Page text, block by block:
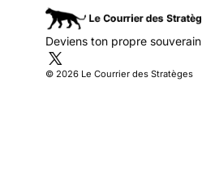
Deviens ton propre souverain
© 2026 Le Courrier des Stratèges